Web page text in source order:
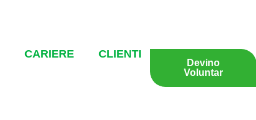
CARIERE CLIENTI
Devino
Voluntar